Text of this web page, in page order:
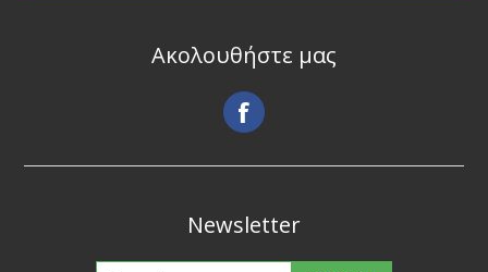
Ακολουθήστε μας
Newsletter